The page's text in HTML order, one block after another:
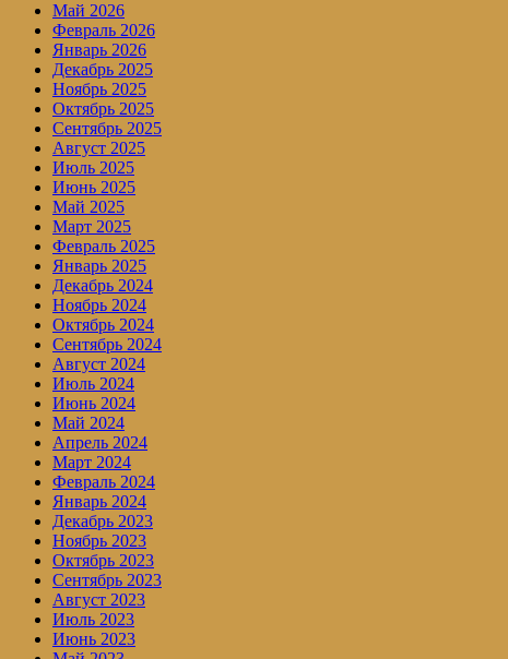
Май 2026
Февраль 2026
Январь 2026
Декабрь 2025
Ноябрь 2025
Октябрь 2025
Сентябрь 2025
Август 2025
Июль 2025
Июнь 2025
Май 2025
Март 2025
Февраль 2025
Январь 2025
Декабрь 2024
Ноябрь 2024
Октябрь 2024
Сентябрь 2024
Август 2024
Июль 2024
Июнь 2024
Май 2024
Апрель 2024
Март 2024
Февраль 2024
Январь 2024
Декабрь 2023
Ноябрь 2023
Октябрь 2023
Сентябрь 2023
Август 2023
Июль 2023
Июнь 2023